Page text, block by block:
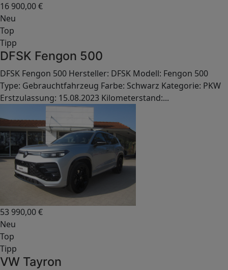
16 900,00€
Neu
Top
Tipp
DFSK Fengon 500
DFSK Fengon 500 Hersteller: DFSK Modell: Fengon 500
Type: Gebrauchtfahrzeug Farbe: Schwarz Kategorie: PKW
Erstzulassung: 15.08.2023 Kilometerstand:...
53 990,00€
Neu
Top
Tipp
VW Tayron